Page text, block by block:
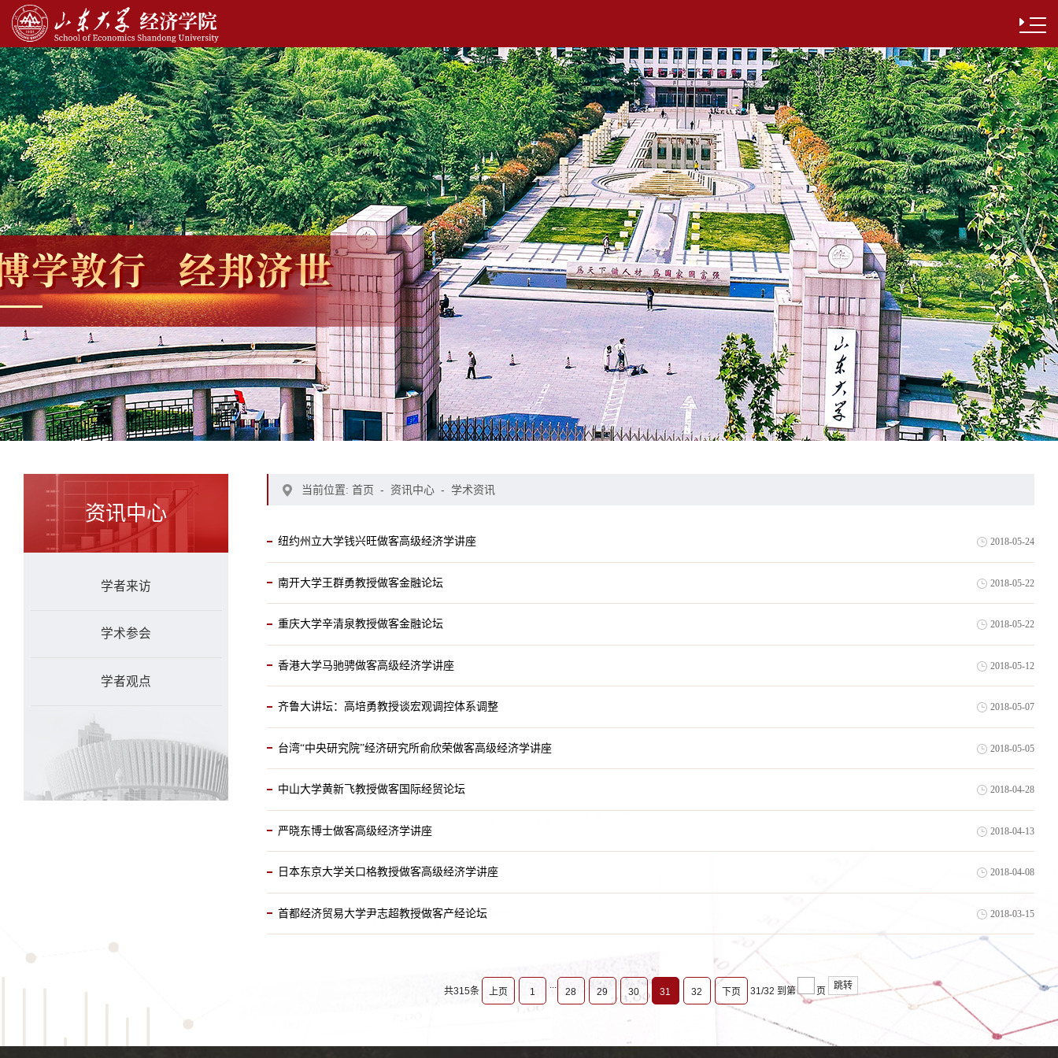
资讯中心
学者来访
学术参会
学者观点
当前位置: 首页 - 资讯中心 - 学术资讯
纽约州立大学钱兴旺做客高级经济学讲座 2018-05-24
南开大学王群勇教授做客金融论坛 2018-05-22
重庆大学辛清泉教授做客金融论坛 2018-05-22
香港大学马驰骋做客高级经济学讲座 2018-05-12
齐鲁大讲坛：高培勇教授谈宏观调控体系调整 2018-05-07
台湾“中央研究院”经济研究所俞欣荣做客高级经济学讲座 2018-05-05
中山大学黄新飞教授做客国际经贸论坛 2018-04-28
严晓东博士做客高级经济学讲座 2018-04-13
日本东京大学关口格教授做客高级经济学讲座 2018-04-08
首都经济贸易大学尹志超教授做客产经论坛 2018-03-15
共315条 上页 1 28 29 30 31 32 下页 31/32 到第 页
跳转